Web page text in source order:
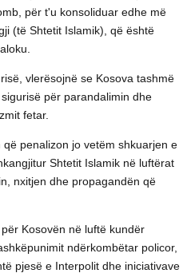
për t'u konsoliduar edhe më
(të Shtetit Islamik), që është
vlerësojnë se Kosova tashmë
për parandalimin dhe
fetar.
penalizon jo vetëm shkuarjen e
Shtetit Islamik në luftërat
nxitjen dhe propagandën që
Kosovën në luftë kundër
ndërkombëtar policor,
pjesë e Interpolit dhe iniciativave